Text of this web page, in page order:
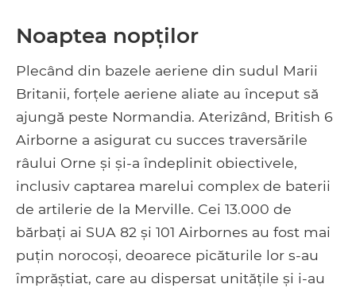
Noaptea nopților
Plecând din bazele aeriene din sudul Marii
Britanii, forțele aeriene aliate au început să
ajungă peste Normandia. Aterizând, British 6
Airborne a asigurat cu succes traversările
râului Orne și și-a îndeplinit obiectivele,
inclusiv captarea marelui complex de baterii
de artilerie de la Merville. Cei 13.000 de
bărbați ai SUA 82 și 101 Airbornes au fost mai
puțin norocoși, deoarece picăturile lor s-au
împrăștiat, care au dispersat unitățile și i-au